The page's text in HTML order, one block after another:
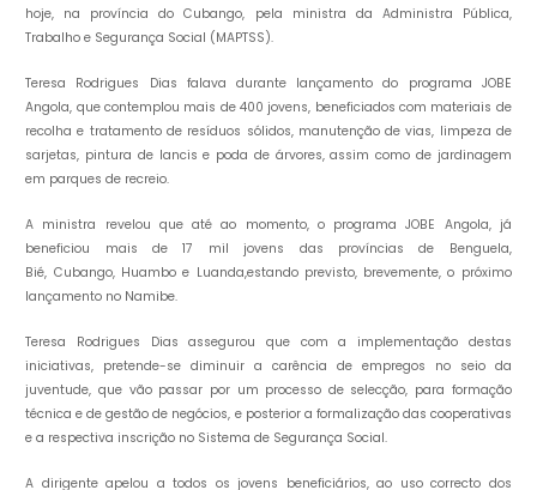
hoje, na província do Cubango, pela ministra da Administra Pública,
Trabalho e Segurança Social (MAPTSS).
Teresa Rodrigues Dias falava durante lançamento do programa JOBE
Angola, que contemplou mais de 400 jovens, beneficiados com materiais de
recolha e tratamento de resíduos sólidos, manutenção de vias, limpeza de
sarjetas, pintura de lancis e poda de árvores, assim como de jardinagem
em parques de recreio.
A ministra revelou que até ao momento, o programa JOBE Angola, já
beneficiou mais de 17 mil jovens das províncias de Benguela,
Bié, Cubango, Huambo e Luanda,estando previsto, brevemente, o próximo
lançamento no Namibe.
Teresa Rodrigues Dias assegurou que com a implementação destas
iniciativas, pretende-se diminuir a carência de empregos no seio da
juventude, que vão passar por um processo de selecção, para formação
técnica e de gestão de negócios, e posterior a formalização das cooperativas
e a respectiva inscrição no Sistema de Segurança Social.
A dirigente apelou a todos os jovens beneficiários, ao uso correcto dos